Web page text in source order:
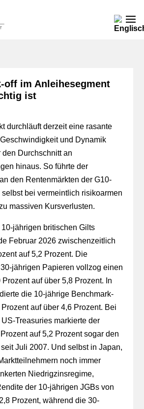
off im Anleihesegment
ist
durchläuft derzeit eine rasante
und Dynamik
Durchschnitt an
hinaus. So führte der
den Rentenmärkten der G10-
selbst bei vermeintlich risikoarmen
massiven Kursverlusten.
jährigen britischen Gilts
Februar 2026 zwischenzeitlich
auf 5,2 Prozent. Die
jährigen Papieren vollzog einen
auf über 5,8 Prozent. In
die 10-jährige Benchmark-
auf über 4,6 Prozent. Bei
Treasuries markierte der
auf 5,2 Prozent sogar den
Juli 2007. Und selbst in Japan,
noch immer
Niedrigzinsregime,
der 10-jährigen JGBs von
Prozent, während die 30-